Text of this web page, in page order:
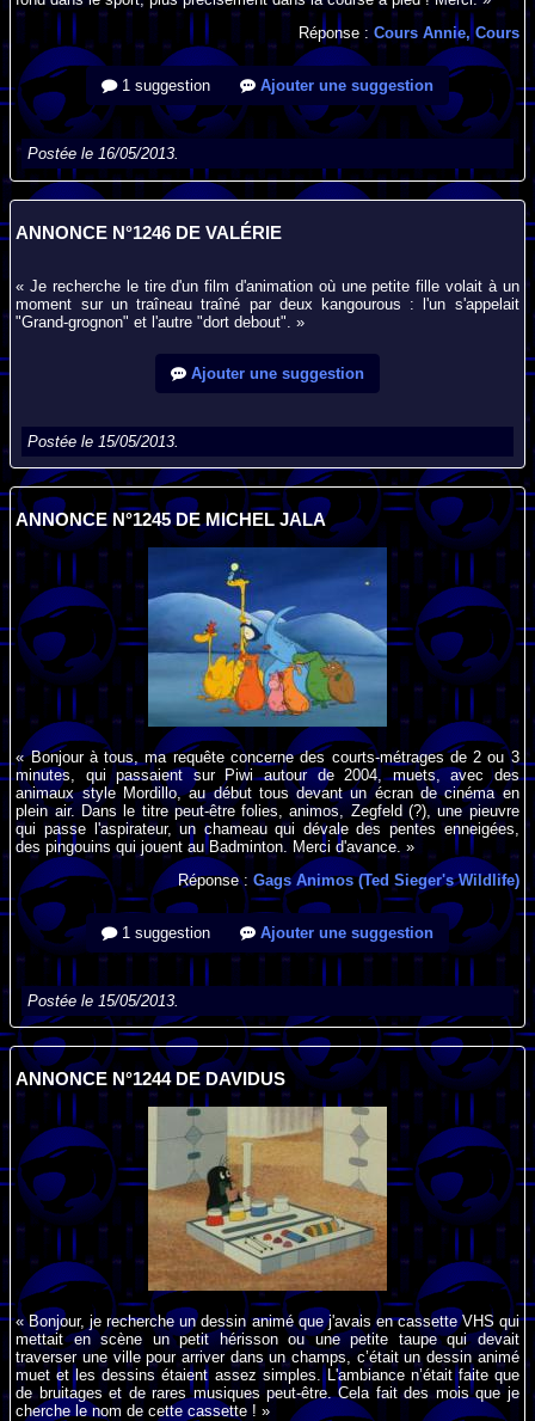
Réponse : Cours Annie, Cours
1 suggestion Ajouter une suggestion
Postée le 16/05/2013.
ANNONCE N°1246 DE VALÉRIE
« Je recherche le tire d'un film d'animation où une petite fille volait à un
moment sur un traîneau traîné par deux kangourous : l'un s'appelait
"Grand-grognon" et l'autre "dort debout". »
Ajouter une suggestion
Postée le 15/05/2013.
ANNONCE N°1245 DE MICHEL JALA
« Bonjour à tous, ma requête concerne des courts-métrages de 2 ou 3
minutes, qui passaient sur Piwi autour de 2004, muets, avec des
animaux style Mordillo, au début tous devant un écran de cinéma en
plein air. Dans le titre peut-être folies, animos, Zegfeld (?), une pieuvre
qui passe l'aspirateur, un chameau qui dévale des pentes enneigées,
des pingouins qui jouent au Badminton. Merci d'avance. »
Réponse : Gags Animos (Ted Sieger's Wildlife)
1 suggestion Ajouter une suggestion
Postée le 15/05/2013.
ANNONCE N°1244 DE DAVIDUS
« Bonjour, je recherche un dessin animé que j'avais en cassette VHS qui
mettait en scène un petit hérisson ou une petite taupe qui devait
traverser une ville pour arriver dans un champs, c’était un dessin animé
muet et les dessins étaient assez simples. L'ambiance n’était faite que
de bruitages et de rares musiques peut-être. Cela fait des mois que je
cherche le nom de cette cassette ! »